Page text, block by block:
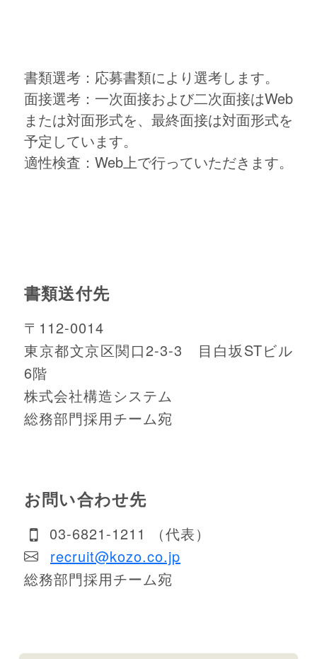
書類選考：応募書類により選考します。
面接選考：一次面接および二次面接はWeb
または対面形式を、最終面接は対面形式を
予定しています。
適性検査：Web上で行っていただきます。
書類送付先
〒112-0014
東京都文京区関口2-3-3 目白坂STビル
6階
株式会社構造システム
総務部門採用チーム宛
お問い合わせ先
03-6821-1211 （代表）
recruit@kozo.co.jp
総務部門採用チーム宛